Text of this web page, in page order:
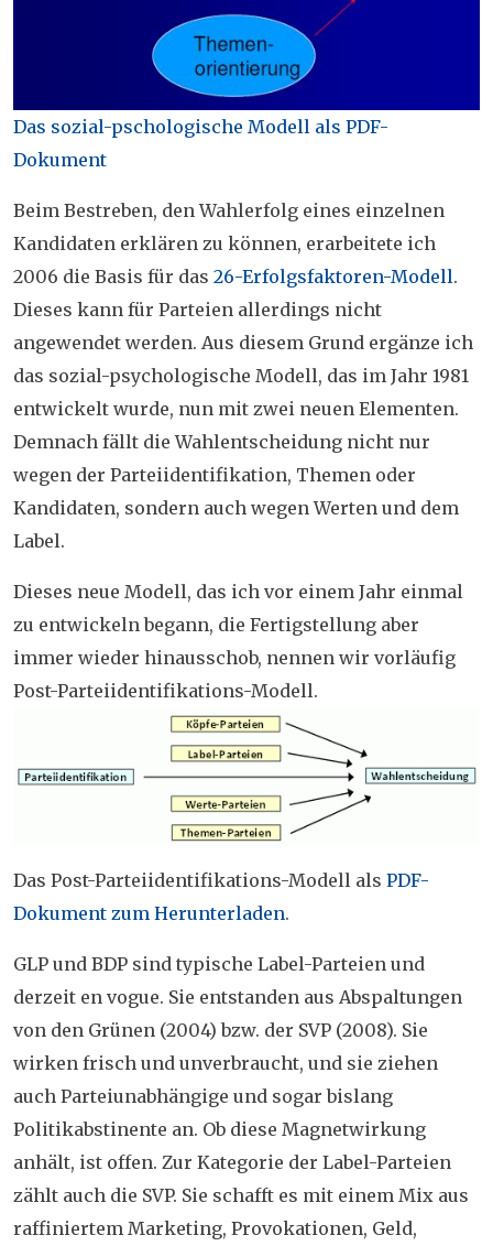
Das sozial-pschologische Modell als PDF-
Dokument
Beim Bestreben, den Wahlerfolg eines einzelnen
Kandidaten erklären zu können, erarbeitete ich
2006 die Basis für das 26-Erfolgsfaktoren-Modell.
Dieses kann für Parteien allerdings nicht
angewendet werden. Aus diesem Grund ergänze ich
das sozial-psychologische Modell, das im Jahr 1981
entwickelt wurde, nun mit zwei neuen Elementen.
Demnach fällt die Wahlentscheidung nicht nur
wegen der Parteiidentifikation, Themen oder
Kandidaten, sondern auch wegen Werten und dem
Label.
Dieses neue Modell, das ich vor einem Jahr einmal
zu entwickeln begann, die Fertigstellung aber
immer wieder hinausschob, nennen wir vorläufig
Post-Parteiidentifikations-Modell.
Das Post-Parteiidentifikations-Modell als PDF-
Dokument zum Herunterladen.
GLP und BDP sind typische Label-Parteien und
derzeit en vogue. Sie entstanden aus Abspaltungen
von den Grünen (2004) bzw. der SVP (2008). Sie
wirken frisch und unverbraucht, und sie ziehen
auch Parteiunabhängige und sogar bislang
Politikabstinente an. Ob diese Magnetwirkung
anhält, ist offen. Zur Kategorie der Label-Parteien
zählt auch die SVP. Sie schafft es mit einem Mix aus
raffiniertem Marketing, Provokationen, Geld,